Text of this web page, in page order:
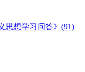
思想学习问答》(91)